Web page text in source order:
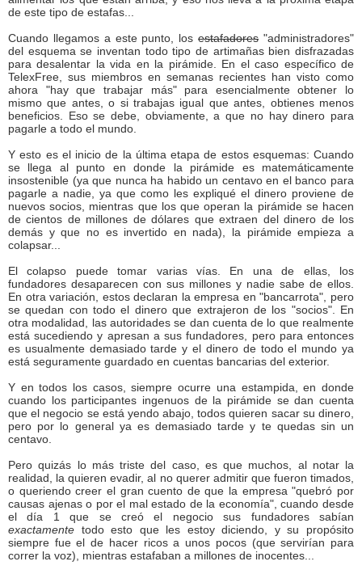
de este tipo de estafas...
Cuando llegamos a este punto, losestafadores"administradores"
del esquema se inventan todo tipo de artimañas bien disfrazadas
para desalentar la vida en la pirámide. En el caso específico de
TelexFree, sus miembros en semanas recientes han visto como
ahora "hay que trabajar más" para esencialmente obtener lo
mismo que antes, o si trabajas igual que antes, obtienes menos
beneficios. Eso se debe, obviamente, a que no hay dinero para
pagarle a todo el mundo.
Y esto es el inicio de la última etapa de estos esquemas: Cuando
se llega al punto en donde la pirámide es matemáticamente
insostenible (ya que nunca ha habido un centavo en el banco para
pagarle a nadie, ya que como les expliqué el dinero proviene de
nuevos socios, mientras que los que operan la pirámide se hacen
de cientos de millones de dólares que extraen del dinero de los
demás y que no es invertido en nada), la pirámide empieza a
colapsar...
El colapso puede tomar varias vías. En una de ellas, los
fundadores desaparecen con sus millones y nadie sabe de ellos.
En otra variación, estos declaran la empresa en "bancarrota", pero
se quedan con todo el dinero que extrajeron de los "socios". En
otra modalidad, las autoridades se dan cuenta de lo que realmente
está sucediendo y apresan a sus fundadores, pero para entonces
es usualmente demasiado tarde y el dinero de todo el mundo ya
está seguramente guardado en cuentas bancarias del exterior.
Y en todos los casos, siempre ocurre una estampida, en donde
cuando los participantes ingenuos de la pirámide se dan cuenta
que el negocio se está yendo abajo, todos quieren sacar su dinero,
pero por lo general ya es demasiado tarde y te quedas sin un
centavo.
Pero quizás lo más triste del caso, es que muchos, al notar la
realidad, la quieren evadir, al no querer admitir que fueron timados,
o queriendo creer el gran cuento de que la empresa "quebró por
causas ajenas o por el mal estado de la economía", cuando desde
el día 1 que se creó el negocio sus fundadores sabían
exactamente todo esto que les estoy diciendo, y su propósito
siempre fue el de hacer ricos a unos pocos (que servirían para
correr la voz), mientras estafaban a millones de inocentes...